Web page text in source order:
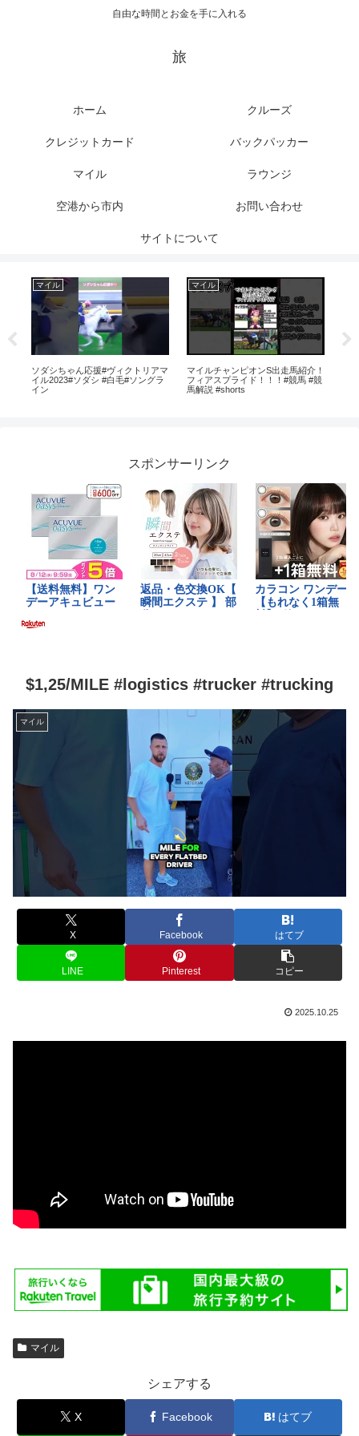
自由な時間とお金を手に入れる
旅
ホーム クルーズ
クレジットカード バックパッカー
マイル ラウンジ
空港から市内 お問い合わせ
サイトについて
マイル
ソダシちゃん応援#ヴィクトリアマ
イル2023#ソダシ #白毛#ソングラ
イン
マイル
マイルチャンピオンS出走馬紹介！
フィアスプライド！！！#競馬 #競
馬解説 #shorts
スポンサーリンク
$1,25/MILE #logistics #trucker #trucking
マイル
X Facebook はてブ
LINE Pinterest コピー
2025.10.25
マイル
シェアする
X Facebook はてブ